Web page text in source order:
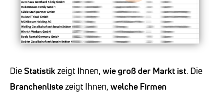
DieStatistikzeigt Ihnen, wie groß der Markt ist. Die
Branchenlistezeigt Ihnen, welche Firmen